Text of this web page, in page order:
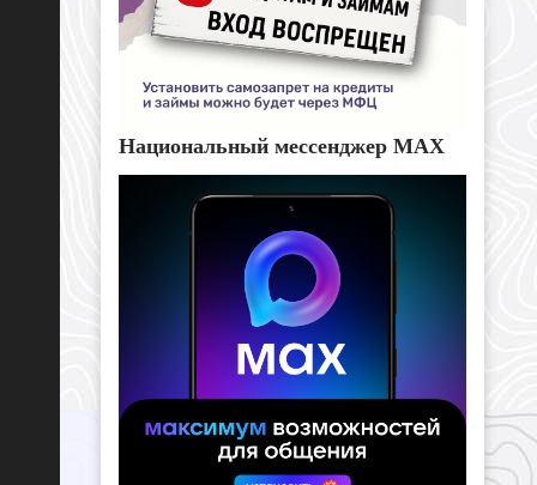
Национальный мессенджер MAX